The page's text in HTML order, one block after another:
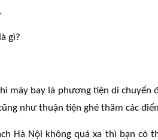
gì?
máy bay là phương tiện di chuyển
như thuận tiện ghé thăm các
Hà Nội không quá xa thì bạn có